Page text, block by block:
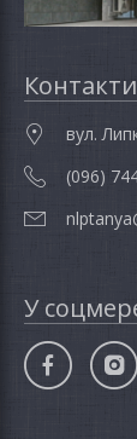
Контакти
вул.
(096)
У